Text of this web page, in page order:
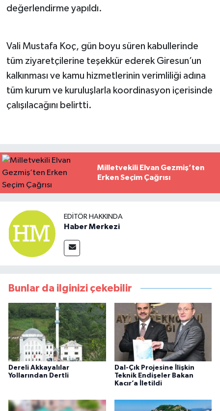
değerlendirme yapıldı.
Vali Mustafa Koç, gün boyu süren kabullerinde
tüm ziyaretçilerine teşekkür ederek Giresun’un
kalkınması ve kamu hizmetlerinin verimliliği adına
tüm kurum ve kuruluşlarla koordinasyon içerisinde
çalışılacağını belirtti.
Milletvekili Elvan Gezmiş’ten
Erken Seçim Çağrısı
EDITÖR HAKKINDA
Haber Merkezi
Bunlar da ilginizi çekebilir
Dereli Akkayalılar
Yollarından Dertli
Dal-Çık Projesine İlişkin
Teknik Endişeler Bakan
Kacır’a İletildi